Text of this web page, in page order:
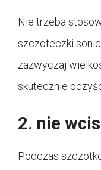
Nie trzeba
szczoteczki
zazwyczaj
skutecznie
2. nie
Podczas